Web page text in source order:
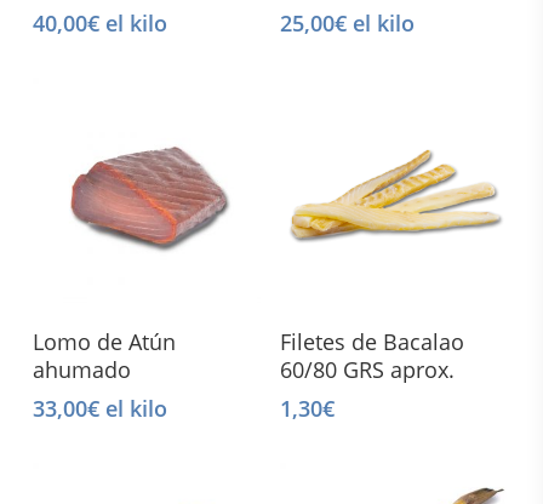
40,00€el kilo
25,00€ el kilo
Read More
Lomo de Atún
ahumado
33,00€el kilo
Add To Cart
Filetes de Bacalao
60/80 GRS aprox.
1,30€